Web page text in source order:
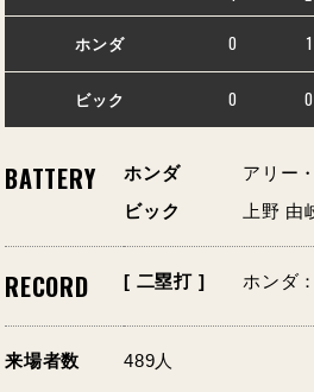
ホンダ 0 1
ビック 0 0
BATTERY ホンダ
アリー
ビック
上野
RECORD [ 二塁打 ] ホンダ
来場者数 489人